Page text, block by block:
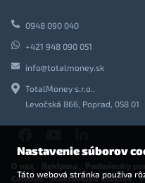
0948 090 040
+421 948 090 051
info@totalmoney.sk
TotalMoney s.r.o.,
Levočská 866, Poprad, 058 01
Cookies-Nastavenia cookies -
Nastavenie súborov
Táto webová stránka používa